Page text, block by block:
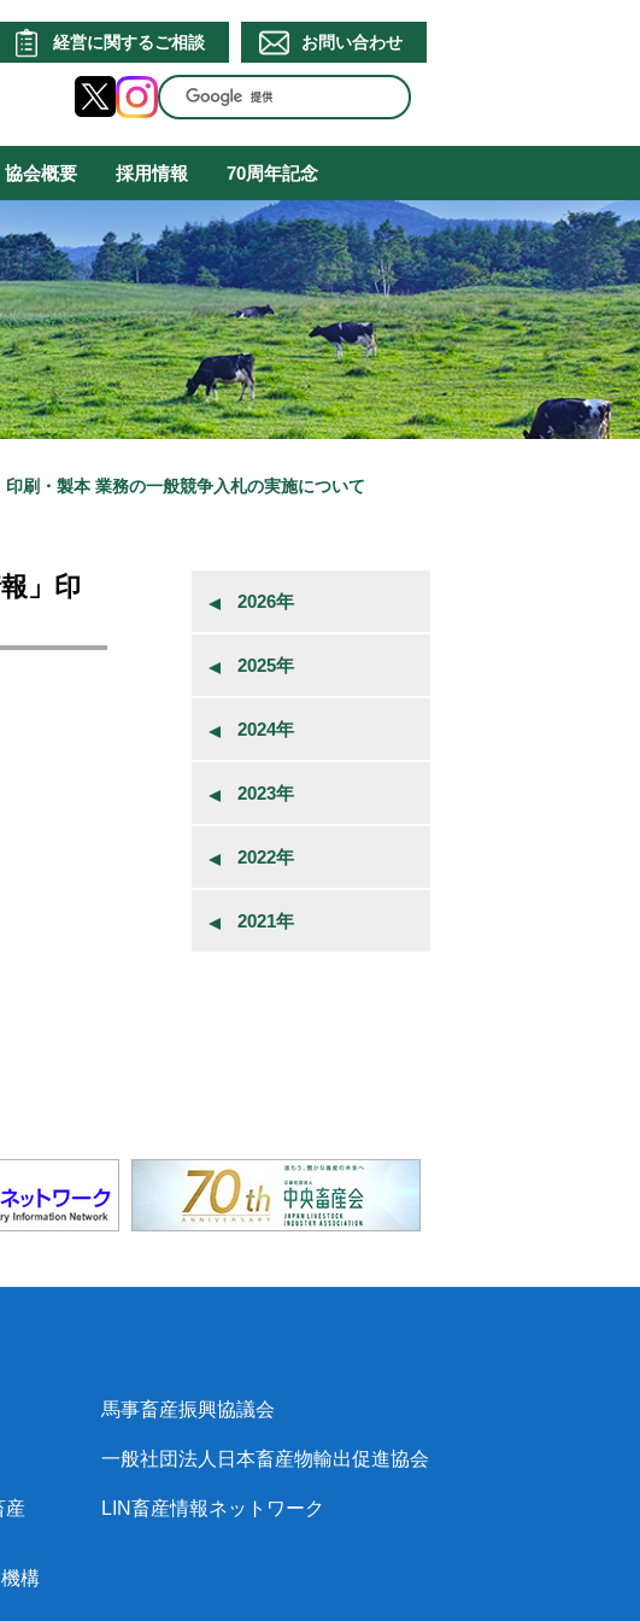
経営に関するご相談 お問い合わせ
協会概要 採用情報 70周年記念
刷・製本 業務の一般競争入札の実施について
」印
2026年
2025年
2024年
2023年
2022年
2021年
産
構
馬事畜産振興協議会
一般社団法人日本畜産物輸出促進協会
LIN畜産情報ネットワーク